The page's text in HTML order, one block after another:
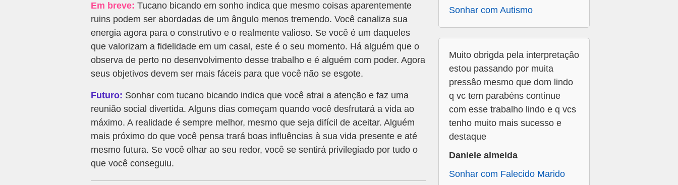
Em breve: Tucano bicando em sonho indica que mesmo coisas aparentemente
ruins podem ser abordadas de um ângulo menos tremendo. Você canaliza sua
energia agora para o construtivo e o realmente valioso. Se você é um daqueles
que valorizam a fidelidade em um casal, este é o seu momento. Há alguém que o
observa de perto no desenvolvimento desse trabalho e é alguém com poder. Agora
seus objetivos devem ser mais fáceis para que você não se esgote.
Futuro: Sonhar com tucano bicando indica que você atrai a atenção e faz uma
reunião social divertida. Alguns dias começam quando você desfrutará a vida ao
máximo. A realidade é sempre melhor, mesmo que seja difícil de aceitar. Alguém
mais próximo do que você pensa trará boas influências à sua vida presente e até
mesmo futura. Se você olhar ao seu redor, você se sentirá privilegiado por tudo o
que você conseguiu.
Sonhar com Autismo
Muito obrigda pela interpretaçâo
estou passando por muita
pressâo mesmo que dom lindo
q vc tem parabéns continue
com esse trabalho lindo e q vcs
tenho muito mais sucesso e
destaque
Daniele almeida
Sonhar com Falecido Marido